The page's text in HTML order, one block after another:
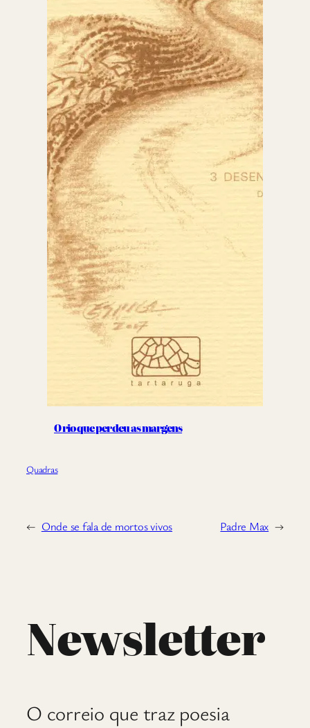
O rio que perdeu as margens
Quadras
← Onde se fala de mortos vivos Padre Max →
Newsletter
O correio que traz poesia